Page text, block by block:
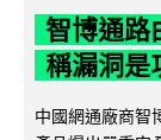
智博通路
稱漏洞是
中國網通廠商